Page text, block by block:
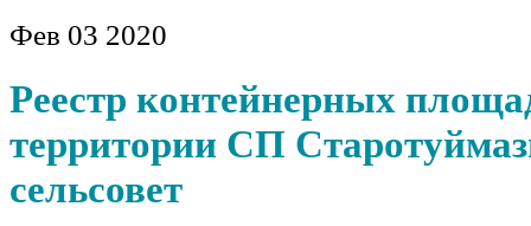
Фев 03 2020
Реестр контейнерных
территории СП
сельсовет